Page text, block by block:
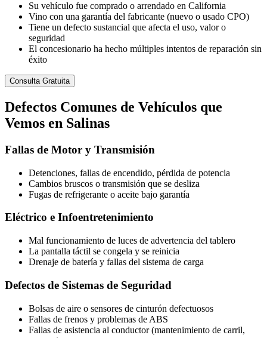
Su vehículo fue comprado o arrendado en California
Vino con una garantía del fabricante (nuevo o usado CPO)
Tiene un defecto sustancial que afecta el uso, valor o
seguridad
El concesionario ha hecho múltiples intentos de reparación sin
éxito
Consulta Gratuita
Defectos Comunes de Vehículos que
Vemos en Salinas
Fallas de Motor y Transmisión
Detenciones, fallas de encendido, pérdida de potencia
Cambios bruscos o transmisión que se desliza
Fugas de refrigerante o aceite bajo garantía
Eléctrico e Infoentretenimiento
Mal funcionamiento de luces de advertencia del tablero
La pantalla táctil se congela y se reinicia
Drenaje de batería y fallas del sistema de carga
Defectos de Sistemas de Seguridad
Bolsas de aire o sensores de cinturón defectuosos
Fallas de frenos y problemas de ABS
Fallas de asistencia al conductor (mantenimiento de carril,